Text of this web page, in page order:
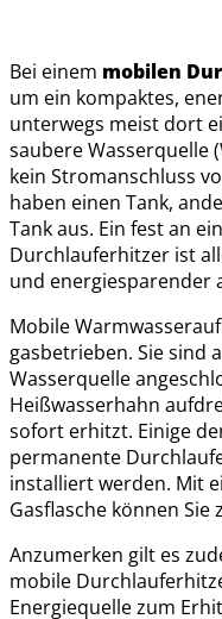
Bei einem mobilen
um ein kompaktes,
unterwegs meist dort
saubere Wasserquelle
kein Stromanschluss
haben einen Tank,
Tank aus. Ein fest an
Durchlauferhitzer ist
und energiesparender
Mobile
gasbetrieben. Sie sind
Wasserquelle
Heißwasserhahn
sofort erhitzt. Einige
permanente
installiert werden. Mit
Gasflasche können Sie
Anzumerken gilt es
mobile
Energiequelle zum